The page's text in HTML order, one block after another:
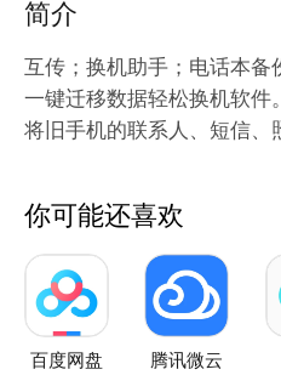
简介
互传；换机助手；电话本备
一键迁移数据轻松换机软
将旧手机的联系人、短信
你可能还喜欢
百度网盘 腾讯微云